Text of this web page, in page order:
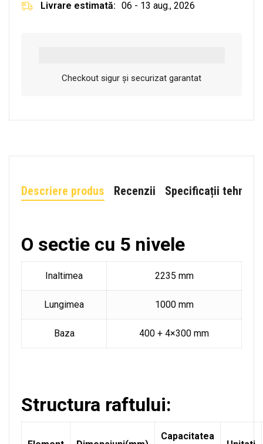
Livrare estimată: 06 - 13 aug., 2026
Checkout sigur și securizat garantat
Descriere produs Recenzii Specificații tehnice
O sectie cu 5 nivele
Inaltimea 2235 mm
Lungimea 1000 mm
Baza 400 + 4×300 mm
Structura raftului:
Capacitatea